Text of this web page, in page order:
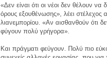
«Δεν είναι ότι οι νέοι δεν θέλουν
όρους εξουθένωσης», λέει
λιανεμπορίου. «Αν αισθανθούν ότι
φύγουν πολύ γρήγορα».
Και πράγματι φεύγουν. Πολύ πιο